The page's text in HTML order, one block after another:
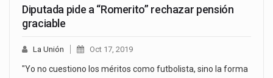
Diputada pide a “Romerito” rechazar pensión
graciable
La Unión Oct 17, 2019
"Yo no cuestiono los méritos como futbolista, sino la forma